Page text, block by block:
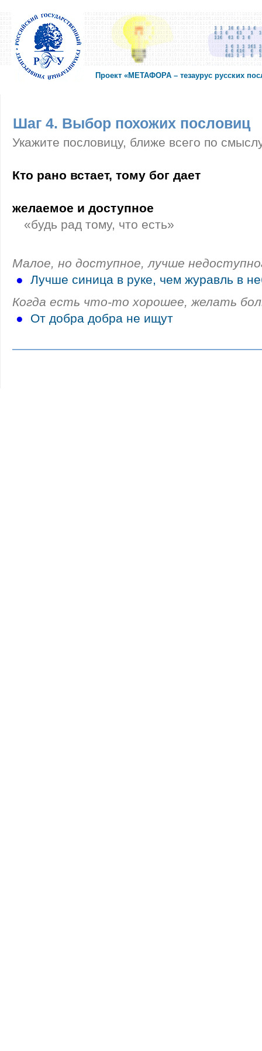
Проект «МЕТАФОРА – тезаурус русских
Шаг 4. Выбор похожих пословиц
Укажите пословицу, ближе всего по
Кто рано встает, тому бог дает
желаемое и доступное
«будь рад тому, что есть»
Малое, но доступное, лучше
●
Лучше синица в руке, чем журавль в
Когда есть что-то хорошее, желать
●
От добра добра не ищут